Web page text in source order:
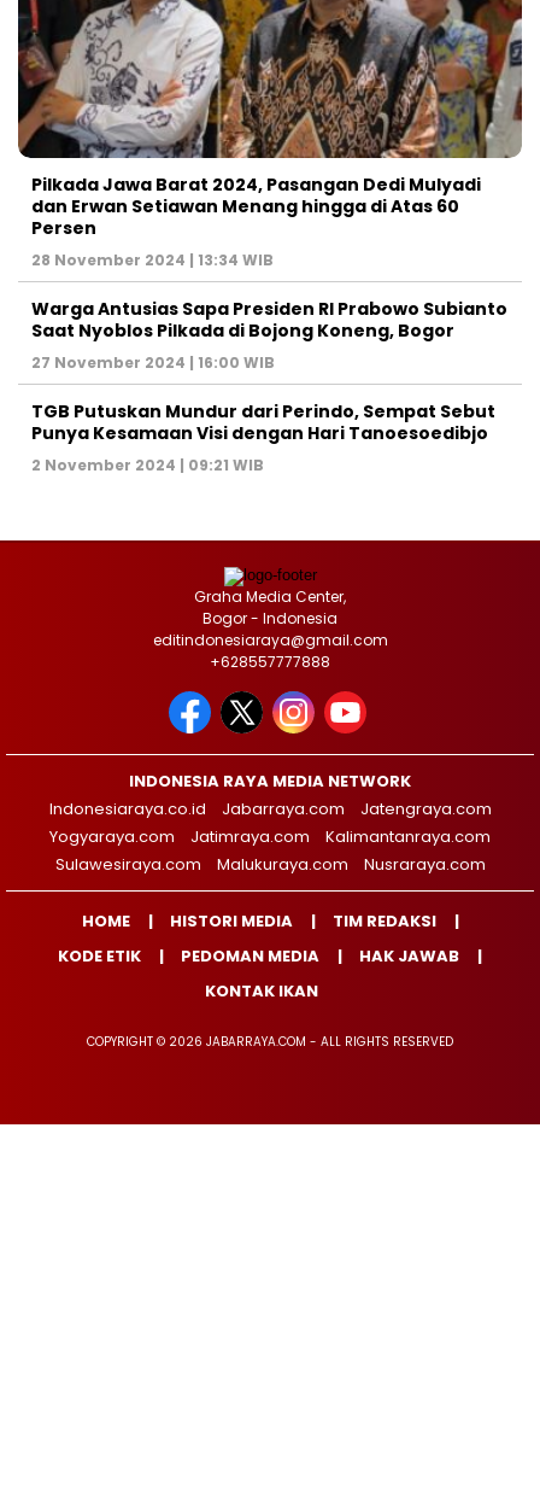
Pilkada Jawa Barat 2024, Pasangan Dedi Mulyadi
dan Erwan Setiawan Menang hingga di Atas 60
Persen
28 November 2024 | 13:34 WIB
Warga Antusias Sapa Presiden RI Prabowo Subianto
Saat Nyoblos Pilkada di Bojong Koneng, Bogor
27 November 2024 | 16:00 WIB
TGB Putuskan Mundur dari Perindo, Sempat Sebut
Punya Kesamaan Visi dengan Hari Tanoesoedibjo
2 November 2024 | 09:21 WIB
Graha Media Center,
Bogor - Indonesia
editindonesiaraya@gmail.com
+628557777888
INDONESIA RAYA MEDIA NETWORK
Indonesiaraya.co.id
Jabarraya.com
Jatengraya.com
Yogyaraya.com
Jatimraya.com
Kalimantanraya.com
Sulawesiraya.com
Malukuraya.com Nusraraya.com
HOME HISTORI MEDIA
TIM REDAKSI
KODE ETIK
PEDOMAN MEDIA
HAK JAWAB
KONTAK IKAN
COPYRIGHT © 2026 JABARRAYA.COM - ALL RIGHTS RESERVED